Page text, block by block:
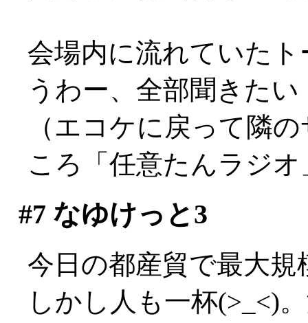
会場内に流れていた
うわー、全部聞きたい
（エコケに戻って隣
ころ「任意たんラジ
#7 なゆけっと3
今日の都産貿で最大
しかし人も一杯(>_<)